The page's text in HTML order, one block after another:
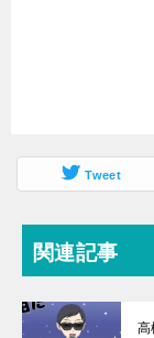
Tweet
関連記事
高